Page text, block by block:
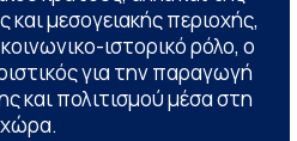
μεσογειακής περιοχής,
ιστορικό ρόλο, ο
για την παραγωγή
και πολιτισμού μέσα στη
χώρα.